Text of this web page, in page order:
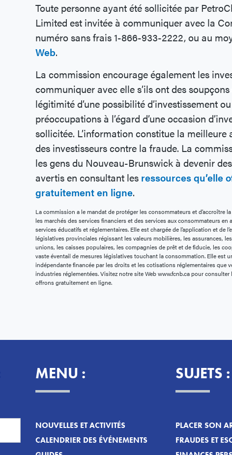
Toute personne ayant été sollicitée par
Limited est invitée à communiquer avec la
numéro sans frais 1-866-933-2222, ou au
Web.
La commission encourage également les
communiquer avec elle s’ils ont des
légitimité d’une possibilité d’investissement
préoccupations à l’égard d’une occasion
sollicitée. L’information constitue la meilleure
des investisseurs contre la fraude. La
les gens du Nouveau-Brunswick à devenir
avertis en consultant les ressources qu’elle
gratuitement en ligne.
La commission a le mandat de protéger les consommateurs et d’accroître
les marchés des services financiers et des services aux consommateurs en
services éducatifs et réglementaires. Elle est chargée de l’application et de
législatives provinciales régissant les valeurs mobilières, les assurances,
unions, les caisses populaires, les compagnies de prêt et de fiducie, les
vaste éventail de mesures législatives touchant la consommation. Elle est
indépendante financée par les droits et les cotisations réglementaires que
industries réglementées. Visitez notre site Web www.fcnb.ca pour
offrons gratuitement en ligne.
MENU :
NOUVELLES ET ACTIVITÉS
CALENDRIER DES ÉVÉNEMENTS
SUJETS :
PLACER SON
FRAUDES ET